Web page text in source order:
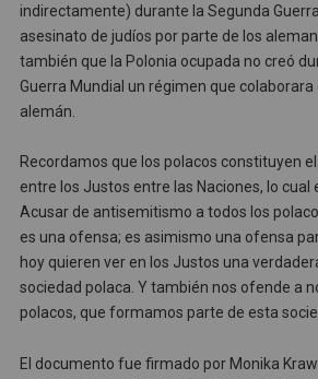
indirectamente) durante la Segunda
asesinato de judíos por parte de los
también que la Polonia ocupada no creó
Guerra Mundial un régimen que colaborara
alemán.
Recordamos que los polacos constituyen
entre los Justos entre las Naciones, lo cual
Acusar de antisemitismo a todos los
es una ofensa; es asimismo una ofensa
hoy quieren ver en los Justos una
sociedad polaca. Y también nos ofende a
polacos, que formamos parte de esta
El documento fue firmado por Monika